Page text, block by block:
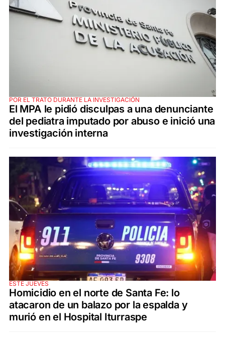
POR EL TRATO DURANTE LA INVESTIGACIÓN
El MPA le pidió disculpas a una denunciante
del pediatra imputado por abuso e inició una
investigación interna
ESTE JUEVES
Homicidio en el norte de Santa Fe: lo
atacaron de un balazo por la espalda y
murió en el Hospital Iturraspe